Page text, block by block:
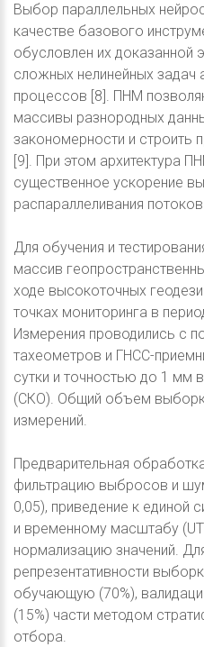
Выбор параллельных
качестве базового
обусловлен их
сложных нелинейных задач
процессов [8]. ПНМ
массивы разнородных
закономерности и строить
[9]. При этом архитектура
существенное ускорение
распараллеливания
Для обучения и
массив
ходе высокоточных
точках мониторинга в
Измерения проводились с
тахеометров и ГНСС-
сутки и точностью до 1 мм
(СКО). Общий объем
измерений.
Предварительная
фильтрацию выбросов и
0,05), приведение к единой
и временному масштабу
нормализацию значений.
репрезентативности
обучающую (70%),
(15%) части методом
отбора.